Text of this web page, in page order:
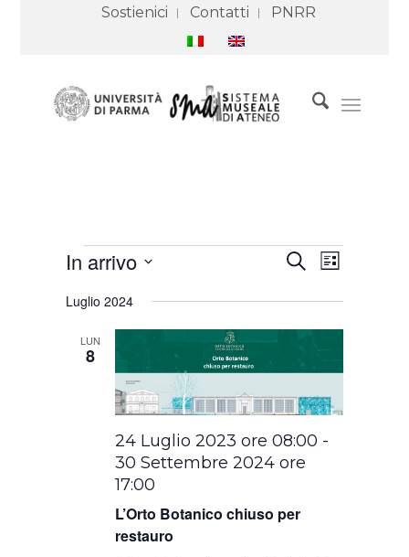
Sostienici Contatti PNRR
Eventi Eventi
Ricerca
Navigazione
CercaEvento
Viste
Lista
In arrivo
data.
Luglio 2024
LUN
8
L’Orto Botanico chiuso per
restauro
24 Luglio 2023 ore 08:00 -
30 Settembre 2024 ore
17:00